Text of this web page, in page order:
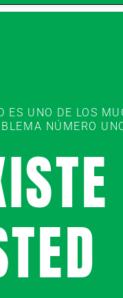
ES UNO DE LOS
NÚMERO